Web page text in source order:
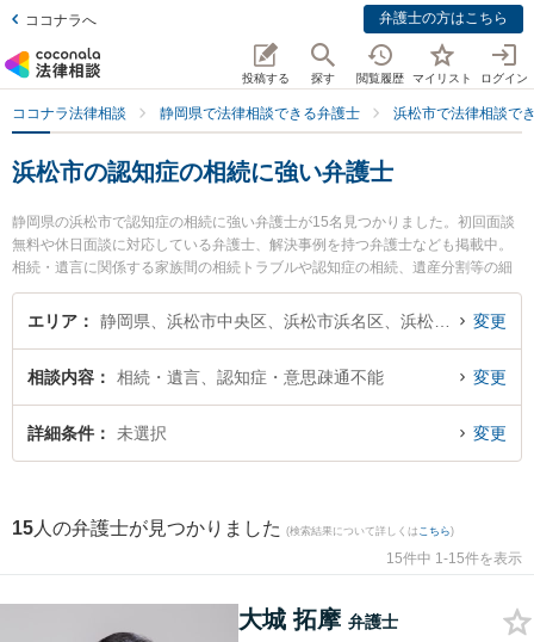
ココナラへ 弁護士の方はこちら
投稿する 探す 閲覧履歴 マイリスト ログイン
ココナラ法律相談 静岡県で法律相談できる弁護士 浜松市で法律相談で
浜松市の認知症の相続に強い弁護士
静岡県の浜松市で認知症の相続に強い弁護士が15名見つかりました。初回面談
無料や休日面談に対応している弁護士、解決事例を持つ弁護士なども掲載中。
相続・遺言に関係する家族間の相続トラブルや認知症の相続、遺産分割等の細
かな分野での絞り込み検索もでき便利です。特にベリーベスト法律事務所 浜松
オフィスの大城 拓摩弁護士やJPS総合法律事務所 浜松オフィスの有簾 和茂弁護
のトラブルを今すぐに弁護士に相談したい』『認知症の相続のトラブル解決の
実績豊富な近くの弁護士を検索したい』『初回相談無料で認知症の相続を法律
相談できる浜松市内の弁護士に相談予約したい』などでお困りの相談者さんに
エリア 変更
相談内容 相続・遺言、認知症・意思疎通不能 変更
詳細条件 未選択 変更
15 人の弁護士が見つかりました (検索結果について詳しくは こちら)
15件中 1-15件を表示
大城 拓摩 弁護士